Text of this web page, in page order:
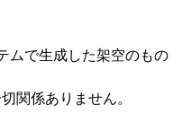
ムで生成した架空のもの
関係ありません。